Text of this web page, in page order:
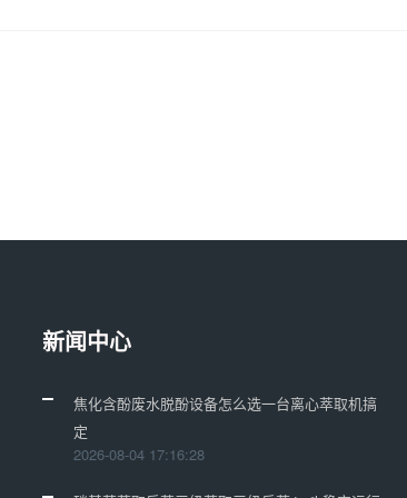
新闻中心
焦化含酚废水脱酚设备怎么选一台离心萃取机搞
定
2026-08-04 17:16:28